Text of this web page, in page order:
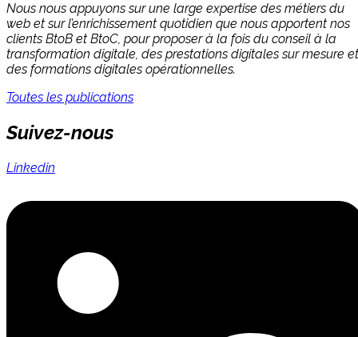
Nous nous appuyons sur une large expertise des métiers du
web et sur l’enrichissement quotidien que nous apportent nos
clients BtoB et BtoC, pour proposer à la fois du conseil à la
transformation digitale, des prestations digitales sur mesure et
des formations digitales opérationnelles.
Toutes les publications
Suivez-nous
Linkedin